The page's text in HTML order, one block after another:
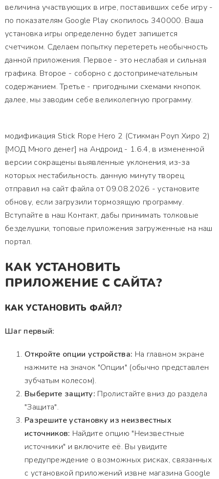
величина участвующих в игре, поставивших себе игру -
по показателям Google Play скопилось 340000. Ваша
установка игры определенно будет запишется
счетчиком. Сделаем попытку перетереть необычность
данной приложения. Первое - это неслабая и сильная
графика. Второе - соборно с достопримечательным
содержанием. Третье - пригодными схемами кнопок.
далее, мы заводим себе великолепную программу.
модификация Stick Rope Hero 2 (Стикман Роуп Хиро 2)
[МОД Много денег] на Андроид - 1.6.4, в измененной
версии сокращены выявленные уклонения, из-за
которых нестабильность. данную минуту творец
отправил на сайт файла от 09.08.2026 - установите
обнову, если загрузили тормозящую программу.
Вступайте в наш Контакт, дабы принимать толковые
безделушки, топовые приложения загруженные на наш
портал.
КАК УСТАНОВИТЬ
ПРИЛОЖЕНИЕ С САЙТА?
КАК УСТАНОВИТЬ ФАЙЛ?
Шаг первый:
Откройте опции устройства: На главном экране
нажмите на значок "Опции" (обычно представлен
зубчатым колесом).
Выберите защиту: Пролистайте вниз до раздела
"Защита".
Разрешите установку из неизвестных
источников: Найдите опцию "Неизвестные
источники" и включите её. Вы увидите
предупреждение о возможных рисках, связанных
с установкой приложений извне магазина Google